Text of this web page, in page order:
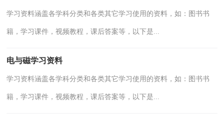
学习资料涵盖各学科分类和各类其它学习使用的资料，如：图书书
籍，学习课件，视频教程，课后答案等，以下是...
电与磁学习资料
学习资料涵盖各学科分类和各类其它学习使用的资料，如：图书书
籍，学习课件，视频教程，课后答案等，以下是...